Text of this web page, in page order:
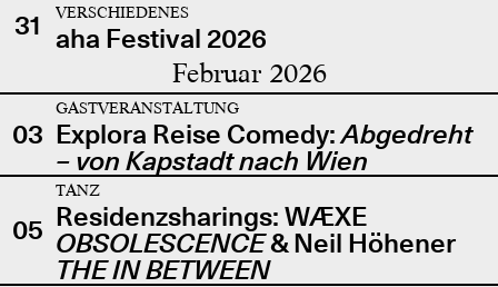
31
VERSCHIEDENES
aha Festival 2026
Februar 2026
03
GASTVERANSTALTUNG
Explora Reise Comedy:Abgedreht
– von Kapstadt nach Wien
05
TANZ
Residenzsharings: WÆXE
OBSOLESCENCE& Neil Höhener
THE IN BETWEEN